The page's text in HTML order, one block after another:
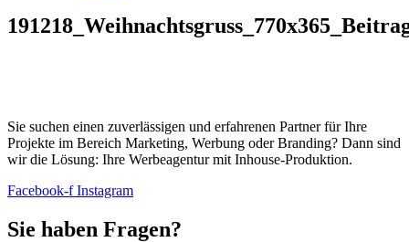
Sie suchen einen zuverlässigen und erfahrenen Partner für Ihre
Projekte im Bereich Marketing, Werbung oder Branding? Dann sind
wir die Lösung: Ihre Werbeagentur mit Inhouse-Produktion.
Facebook-f Instagram
Sie haben Fragen?